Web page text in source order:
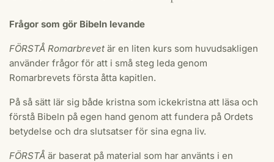
Frågor som gör Bibeln levande
FÖRSTÅ Romarbrevet är en liten kurs som huvudsakligen
använder frågor för att i små steg leda genom
Romarbrevets första åtta kapitlen.
På så sätt lär sig både kristna som ickekristna att läsa och
förstå Bibeln på egen hand genom att fundera på Ordets
betydelse och dra slutsatser för sina egna liv.
FÖRSTÅ är baserat på material som har använts i en